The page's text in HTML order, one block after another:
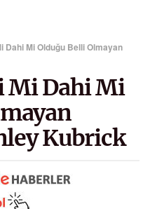
Dahi Mi Olduğu Belli Olmayan
Mi Dahi Mi
Kubrick